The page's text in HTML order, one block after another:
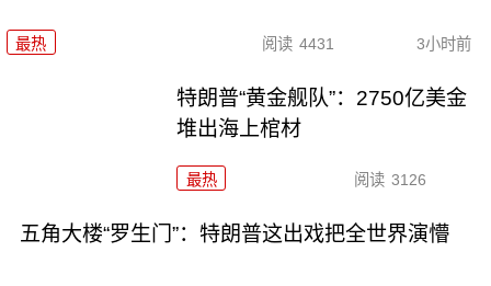
最热 阅读 4431 3小时前
特朗普“黄金舰队”：2750亿美金
堆出海上棺材
最热 阅读 3126
五角大楼“罗生门”：特朗普这出戏把全世界演懵